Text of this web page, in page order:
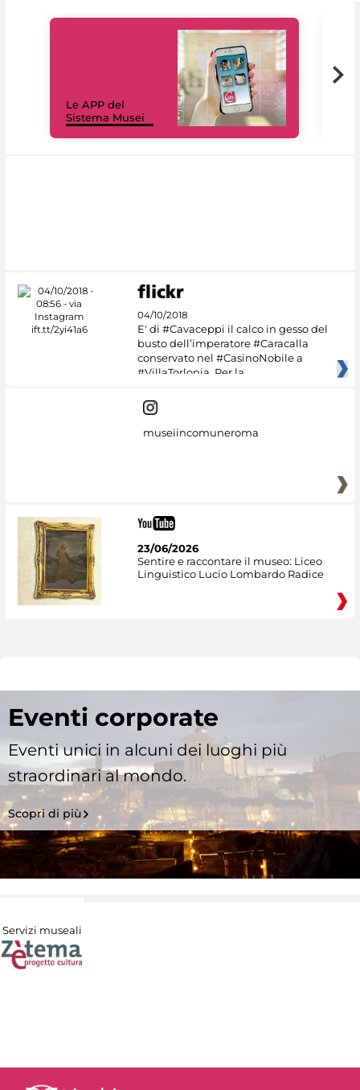
Le APP del
Sistema Musei
04/10/2018
E' di #Cavaceppi il calco in gesso del
busto dell’imperatore #Caracalla
conservato nel #CasinoNobile a
#VillaTorlonia. Per la
museiincomuneroma
23/06/2026
Sentire e raccontare il museo: Liceo
Linguistico Lucio Lombardo Radice
Eventi corporate
Eventi unici in alcuni dei luoghi più
straordinari al mondo.
Scopri di più
Servizi museali